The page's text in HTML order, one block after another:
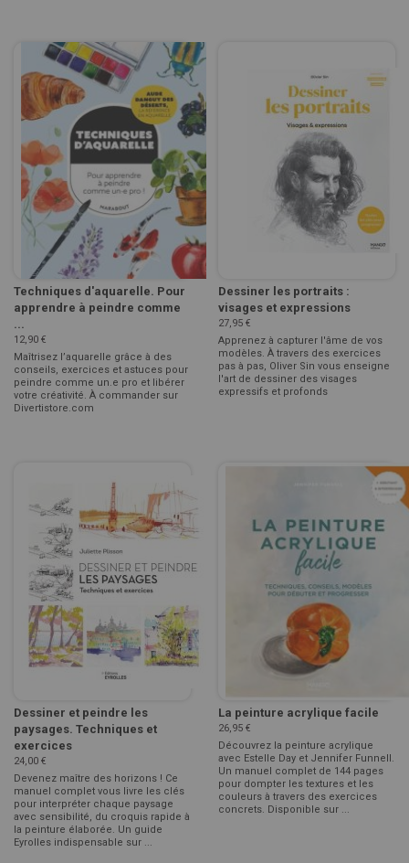
Techniques d'aquarelle. Pour
apprendre à peindre comme
...
12,90 €
Maîtrisez l’aquarelle grâce à des
conseils, exercices et astuces pour
peindre comme un.e pro et libérer
votre créativité. À commander sur
Divertistore.com
Dessiner les portraits :
visages et expressions
27,95 €
Apprenez à capturer l'âme de vos
modèles. À travers des exercices
pas à pas, Oliver Sin vous enseigne
l'art de dessiner des visages
expressifs et profonds
Dessiner et peindre les
paysages. Techniques et
exercices
24,00 €
Devenez maître des horizons ! Ce
manuel complet vous livre les clés
pour interpréter chaque paysage
avec sensibilité, du croquis rapide à
la peinture élaborée. Un guide
Eyrolles indispensable sur ...
La peinture acrylique facile
26,95 €
Découvrez la peinture acrylique
avec Estelle Day et Jennifer Funnell.
Un manuel complet de 144 pages
pour dompter les textures et les
couleurs à travers des exercices
concrets. Disponible sur ...